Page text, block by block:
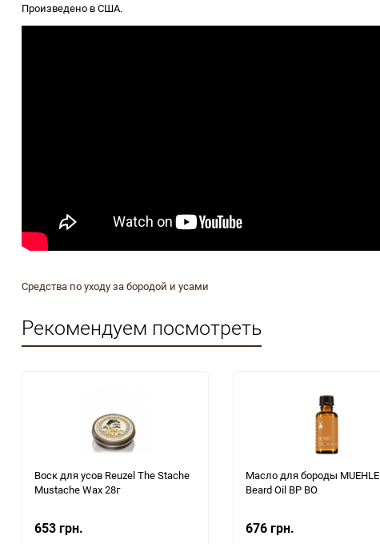
Произведено в США.
Средства по уходу за бородой и усами
Рекомендуем посмотреть
Воск для усов Reuzel The Stache
Mustache Wax 28г
653 грн.
Масло для бороды MUEHLE
Beard Oil BP BO
676 грн.